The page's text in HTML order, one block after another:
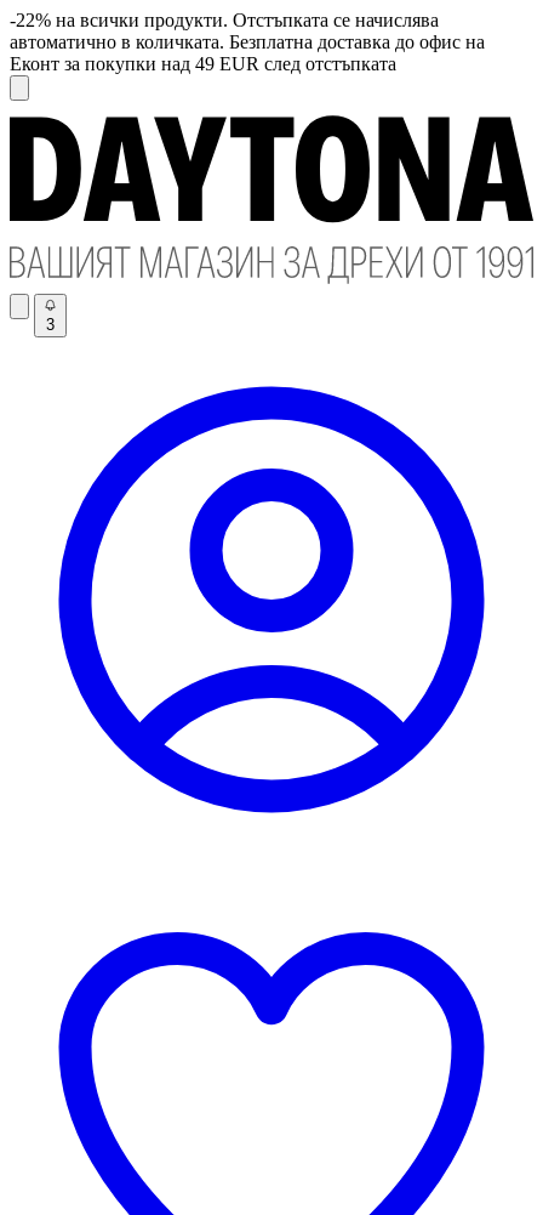
-22% на всички продукти. Отстъпката се начислява
автоматично в количката. Безплатна доставка до офис на
Еконт за покупки над 49 EUR след отстъпката
3